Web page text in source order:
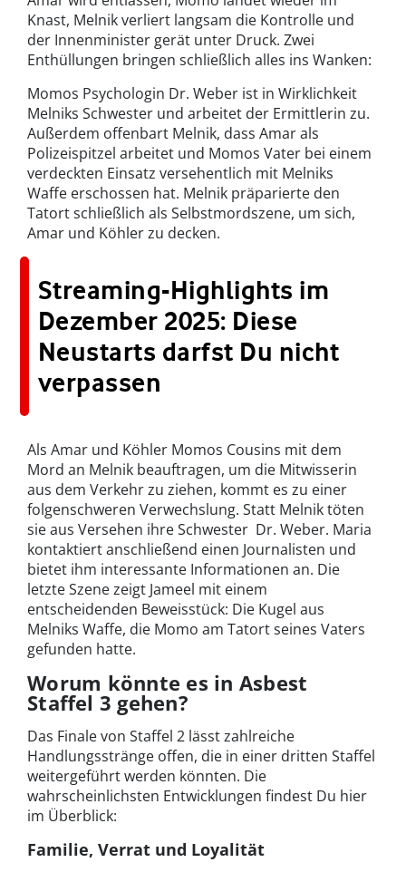
Knast, Melnik verliert langsam die Kontrolle und
der Innenminister gerät unter Druck. Zwei
Enthüllungen bringen schließlich alles ins Wanken:
Momos Psychologin Dr. Weber ist in Wirklichkeit
Melniks Schwester und arbeitet der Ermittlerin zu.
Außerdem offenbart Melnik, dass Amar als
Polizeispitzel arbeitet und Momos Vater bei einem
verdeckten Einsatz versehentlich mit Melniks
Waffe erschossen hat. Melnik präparierte den
Tatort schließlich als Selbstmordszene, um sich,
Amar und Köhler zu decken.
Streaming-Highlights im
Dezember 2025: Diese
Neustarts darfst Du nicht
verpassen
Als Amar und Köhler Momos Cousins mit dem
Mord an Melnik beauftragen, um die Mitwisserin
aus dem Verkehr zu ziehen, kommt es zu einer
folgenschweren Verwechslung. Statt Melnik töten
sie aus Versehen ihre Schwester Dr. Weber. Maria
kontaktiert anschließend einen Journalisten und
bietet ihm interessante Informationen an. Die
letzte Szene zeigt Jameel mit einem
entscheidenden Beweisstück: Die Kugel aus
Melniks Waffe, die Momo am Tatort seines Vaters
gefunden hatte.
Worum könnte es in Asbest
Staffel 3 gehen?
Das Finale von Staffel 2 lässt zahlreiche
Handlungsstränge offen, die in einer dritten Staffel
weitergeführt werden könnten. Die
wahrscheinlichsten Entwicklungen findest Du hier
im Überblick:
Familie, Verrat und Loyalität